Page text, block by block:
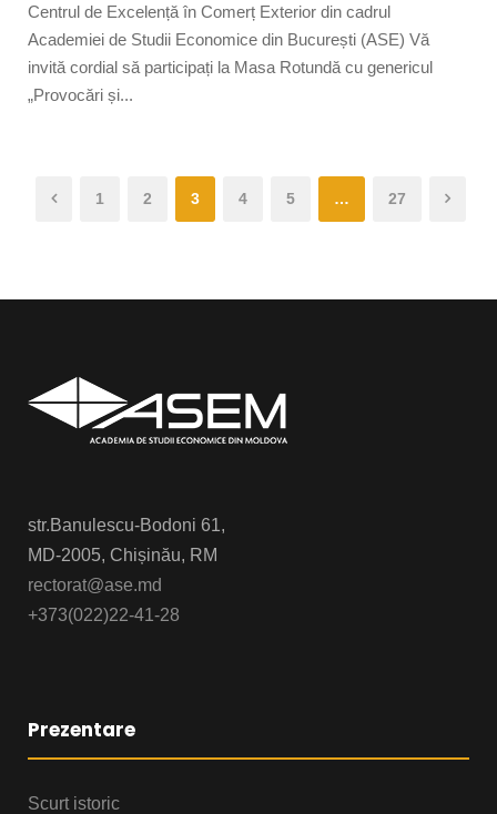
Centrul de Excelență în Comerț Exterior din cadrul
Academiei de Studii Economice din București (ASE) Vă
invită cordial să participați la Masa Rotundă cu genericul
„Provocări și...
1 2 3 4 5 … 27
str.Banulescu-Bodoni 61,
MD-2005, Chișinău, RM
rectorat@ase.md
+373(022)22-41-28
Prezentare
Scurt istoric